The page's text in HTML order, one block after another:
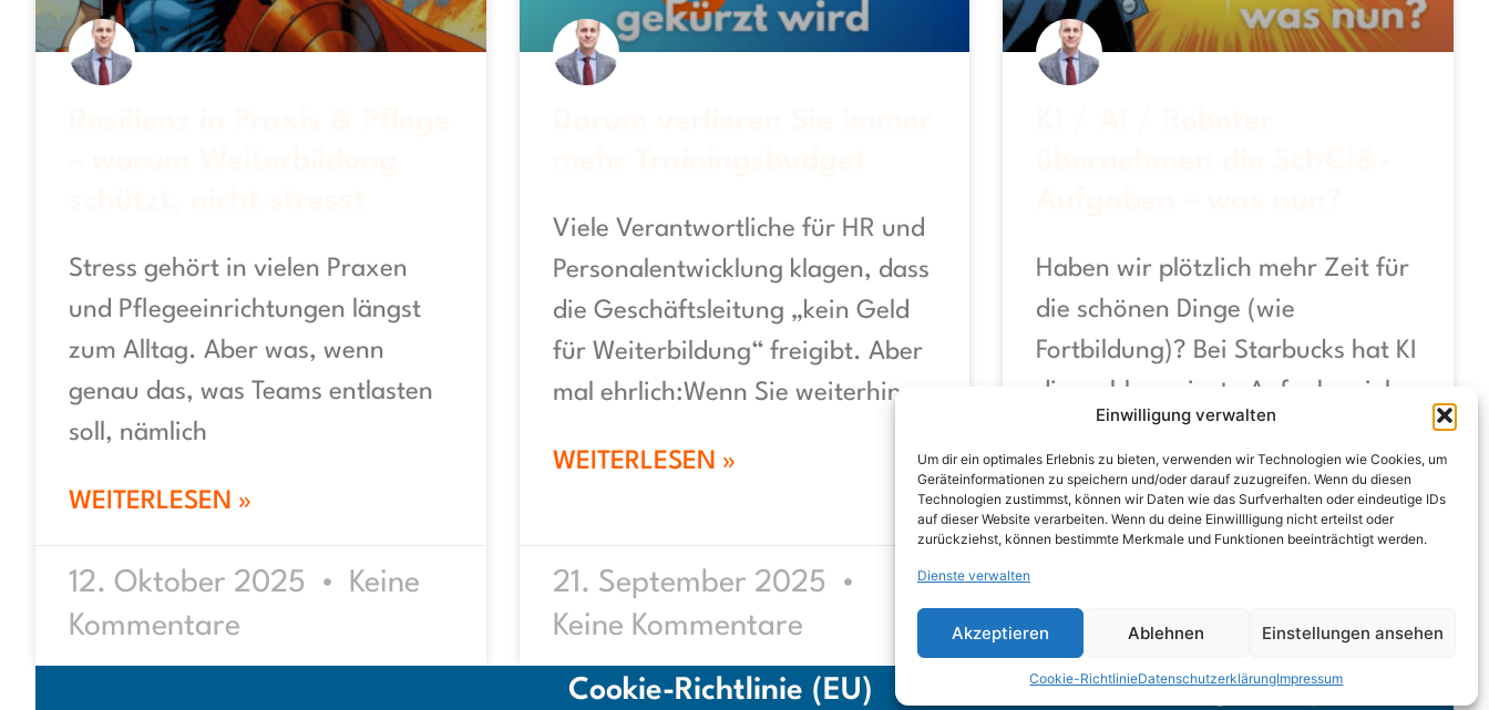
Einwilligung verwalten
Um dir ein optimales Erlebnis zu bieten, verwenden wir Technologien wie Cookies, um
Geräteinformationen zu speichern und/oder darauf zuzugreifen. Wenn du diesen
Technologien zustimmst, können wir Daten wie das Surfverhalten oder eindeutige IDs
auf dieser Website verarbeiten. Wenn du deine Einwillligung nicht erteilst oder
zurückziehst, können bestimmte Merkmale und Funktionen beeinträchtigt werden.
Dienste verwalten
Akzeptieren Ablehnen Einstellungen ansehen
Cookie-RichtlinieDatenschutzerklärungImpressum
Stress gehört in vielen Praxen
und Pflegeeinrichtungen längst
zum Alltag. Aber was, wenn
genau das, was Teams entlasten
soll, nämlich
WEITERLESEN »
12. Oktober 2025
Keine
Kommentare
Viele Verantwortliche für HR und
Personalentwicklung klagen, dass
die Geschäftsleitung „kein Geld
für Weiterbildung“ freigibt. Aber
mal ehrlich:Wenn Sie weiterhin
WEITERLESEN »
21. September 2025
Keine Kommentare
Haben wir plötzlich mehr Zeit für
die schönen Dinge (wie
Fortbildung)? Bei Starbucks hat KI
die wohl nervigste Aufgabe vieler
WEITERLESEN »
Keine Kommentare
Cookie-Richtlinie (EU) Datenschutzerklärung Impressum